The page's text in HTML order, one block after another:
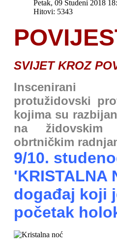
Petak, 09 Studeni 2018
Hitovi: 5343
SVIJET KROZ
Inscenirani
protužidovski
kojima su
na židovskim
obrtničkim
9/10.
'KRISTALNA
događaj koji
početak